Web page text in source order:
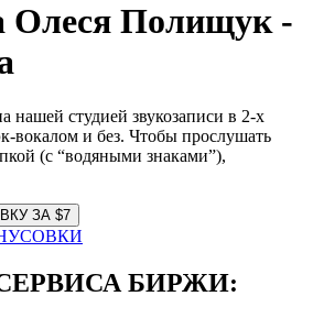
Олеся Полищук -
нашей студией звукозаписи в 2-х
вокалом и без. Чтобы прослушать
(с “водяными знаками”),
БИРЖИ: